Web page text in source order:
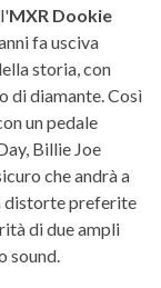
MXR Dookie
fa usciva
storia, con
di diamante. Così
un pedale
Billie Joe
che andrà a
distorte preferite
di due ampli
sound.